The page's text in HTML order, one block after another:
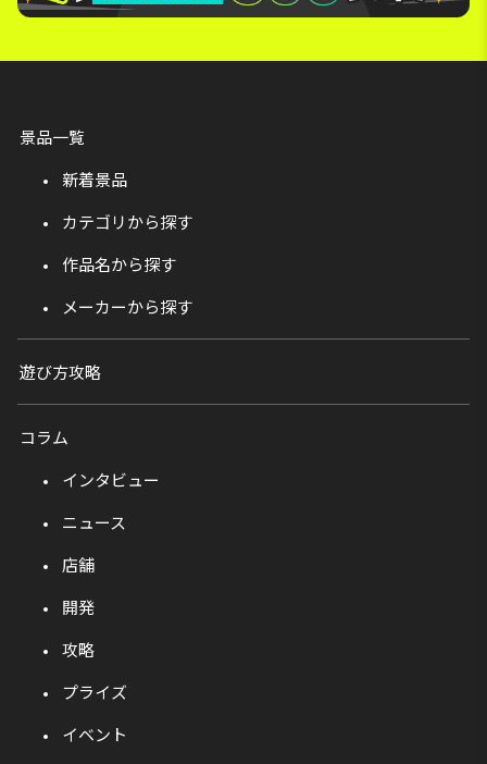
景品一覧
新着景品
カテゴリから探す
作品名から探す
メーカーから探す
遊び方攻略
コラム
インタビュー
ニュース
店舗
開発
攻略
プライズ
イベント